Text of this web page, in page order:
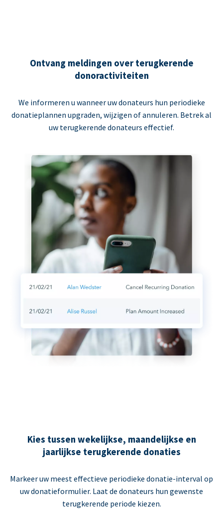
Ontvang meldingen over terugkerende
donoractiviteiten
We informeren u wanneer uw donateurs hun periodieke
donatieplannen upgraden, wijzigen of annuleren. Betrek al
uw terugkerende donateurs effectief.
Kies tussen wekelijkse, maandelijkse en
jaarlijkse terugkerende donaties
Markeer uw meest effectieve periodieke donatie-interval op
uw donatieformulier. Laat de donateurs hun gewenste
terugkerende periode kiezen.